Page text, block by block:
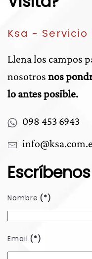
Ksa -
Llena los campos
nosotros nos
lo antes posible.
098 453 6943
Escríbenos
Nombre (*)
Email (*)